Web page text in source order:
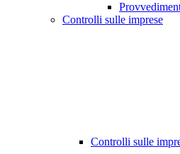
Controlli sulle imprese
Controlli sulle